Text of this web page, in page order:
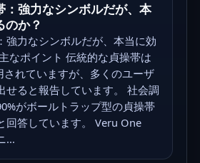
：強力なシンボルだが、本
のか？
強力なシンボルだが、本当に効
なポイント 伝統的な貞操帯は
されていますが、多くのユーザ
せると報告しています。 社会調
がボールトラップ型の貞操帯
回答しています。 Veru One
...